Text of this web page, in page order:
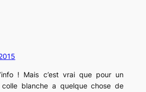
! Mais c’est vrai que pour un
blanche a quelque chose de